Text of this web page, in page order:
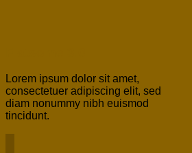
Lorem ipsum dolor sit amet,
consectetuer adipiscing elit, sed
diam nonummy nibh euismod
tincidunt.